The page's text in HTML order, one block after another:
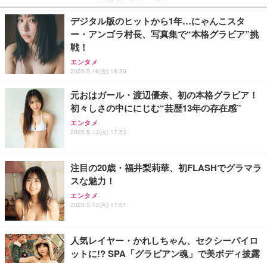
￥27,999
Sezlife オフィスチェア デスクチェア 疲れない テレ
ワーク チェア 強化バックレスト 30度ロッキング機
能 人間工学 椅子 腰サポート 90度跳ね上げ式アーム
レスト 3Dヘッドレスト ハンガー付き 高反発クッシ
務用 おしゃれ パソコンチェア (ブラック)
Sezlife オフィスチェア デスクチェア 疲れない テレ
ワーク チェア 強化バックレスト 30度ロッキング機
能 人間工学 椅子 腰サポート 90度跳ね上げ式アーム
務用 おしゃれ パソコンチェア (ホワイト)
ANDWINT オフィスチェア デスクチェア 肘なし メ
ッシュ 通気性 ランバーサポート付き 腰サポート ガ
ス圧無段階昇降 360度回転 キャスター付き コンパク
【純正品】27"ゲーミングモニター DualSense 充電
フック付き（CFI-ZDM1J）
￥49,979
【整備済み品】Dell E2724HS 27インチ 液晶モニタ
ー フルHD（1920×1080）VA 非光沢 HDMI/DisplayP
ort/VGA スピーカー内蔵 高さ調整 スイベル VESA対
【MiniLED/24.5inch/280Hz/FHD】GRAPHT THE S
HOOTER Gaming Monitor 24” Essential ゲーミン
グモニター QD 24.5インチ 1ms FHD 量子ドット 残
￥3,234
ネオ・ルーライフ ネオ・オムツ L 中型犬用 26枚入
り 単品
￥1,800
Smart Basic(スマートベーシック) 【Amazon.co.jp
限定】 Smart Basic アイリスオーヤマ ペットシーツ
超厚型 お徳用 ワイド 100枚入 (x 1) (ケース販売)
アイリスオーヤマ ペットシーツ 超厚型 お徳用 レギ
ュラー 200枚入【Amazon.co.jp限定】
デジタル版のヒットから1年…にゃんこスタ
ー・アンゴラ村長、写真集で“本格グラビア”挑
戦！
エンタメ
2025.5.16(金) 18:20
元おはガール・渡辺優奈、初の本格グラビア！
初々しさの中ににじむ“芸歴13年の存在感”
エンタメ
2025.5.13(火) 17:53
注目の20歳・福井梨莉華、初FLASHでグラマラ
スな魅力！
エンタメ
2025.5.13(火) 17:51
人気レイヤー・かれしちゃん、セクシーパイロ
ットに!? SPA「グラビアン魂」で美ボディ披露